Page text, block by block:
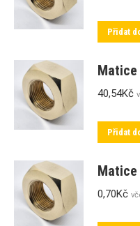
Přidat
Matice
40,54Kč
Přidat
Matice
0,70Kč